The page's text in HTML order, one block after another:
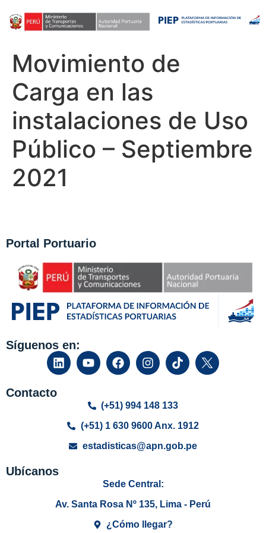
Movimiento de
Carga en las
instalaciones de Uso
Público – Septiembre
2021
Portal Portuario
Síguenos en:
Contacto
(+51) 994 148 133
(+51) 1 630 9600 Anx. 1912
estadisticas@apn.gob.pe
Ubícanos
Sede Central:
Av. Santa Rosa Nº 135, Lima - Perú
¿Cómo llegar?